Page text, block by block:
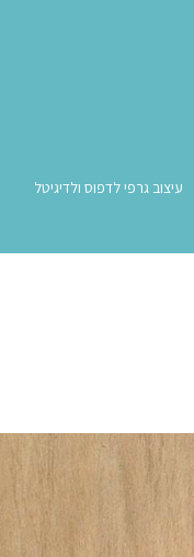
עיצוב גרפי לדפוס ולדיגיטל